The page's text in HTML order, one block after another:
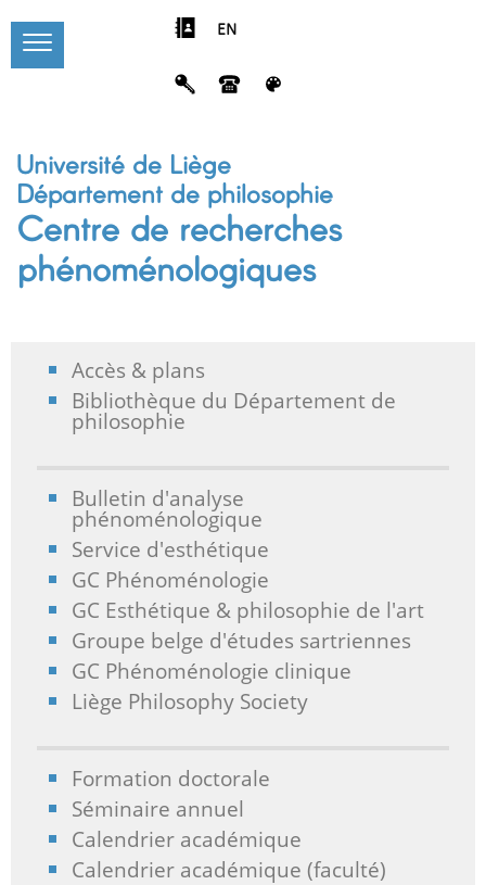
EN
Université de Liège
Département de philosophie
Centre de recherches
phénoménologiques
Accès & plans
Bibliothèque du Département de
philosophie
Bulletin d'analyse
phénoménologique
Service d'esthétique
GC Phénoménologie
GC Esthétique & philosophie de l'art
Groupe belge d'études sartriennes
GC Phénoménologie clinique
Liège Philosophy Society
Formation doctorale
Séminaire annuel
Calendrier académique
Calendrier académique (faculté)